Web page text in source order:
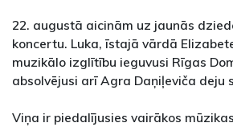
22. augustā aicinām uz jaunās
koncertu. Luka, īstajā vārdā
muzikālo izglītību ieguvusi Rīgas
absolvējusi arī Agra Daņiļeviča deju
Viņa ir piedalījusies vairākos